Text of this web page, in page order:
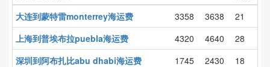
大连到蒙特雷monterrey海运费
3358 3638
21
上海到普埃布拉puebla海运费
4320 4640
28
深圳到阿布扎比abu dhabi海运费
1745 2430
18